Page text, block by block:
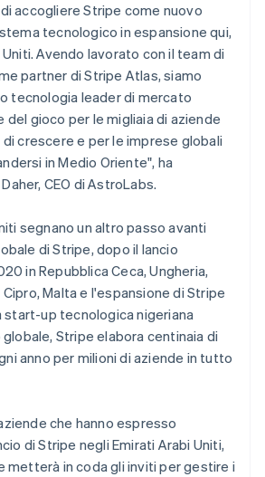
accogliere Stripe come nuovo
tecnologico in espansione qui,
Avendo lavorato con il team di
partner di Stripe Atlas, siamo
tecnologia leader di mercato
del gioco per le migliaia di aziende
crescere e per le imprese globali
in Medio Oriente", ha
CEO di AstroLabs.
segnano un altro passo avanti
di Stripe, dopo il lancio
in Repubblica Ceca, Ungheria,
Cipro, Malta e l'espansione di Stripe
start-up tecnologica nigeriana
Stripe elabora centinaia di
anno per milioni di aziende in tutto
che hanno espresso
di Stripe negli Emirati Arabi Uniti,
metterà in coda gli inviti per gestire i